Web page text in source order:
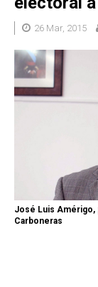
26 Mar, 2015
José Luis Amérigo,
Carboneras